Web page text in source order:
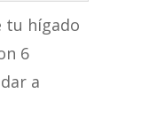
tu hígado
6
a